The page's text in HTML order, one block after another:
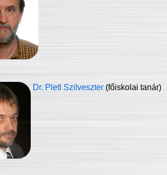
Dr. Pletl Szilveszter (főiskolai tanár)